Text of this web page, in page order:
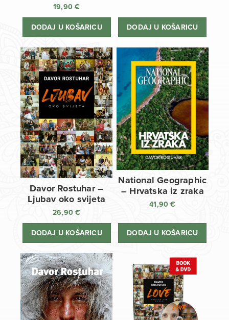
19,90€
DODAJ U KOŠARICU
38,80 €.
34,90 €.
DODAJ U KOŠARICU
Davor Rostuhar –
Ljubav oko svijeta
26,90€
DODAJ U KOŠARICU
National Geographic
– Hrvatska iz zraka
41,90€
DODAJ U KOŠARICU